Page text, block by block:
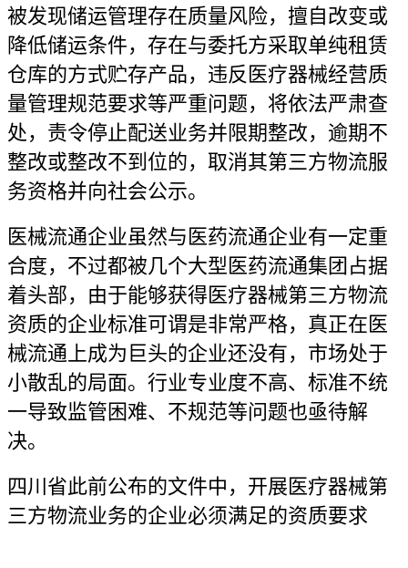
被发现储运管理存在质量风险，擅自改变或
降低储运条件，存在与委托方采取单纯租赁
仓库的方式贮存产品，违反医疗器械经营质
量管理规范要求等严重问题，将依法严肃查
处，责令停止配送业务并限期整改，逾期不
整改或整改不到位的，取消其第三方物流服
务资格并向社会公示。
医械流通企业虽然与医药流通企业有一定重
合度，不过都被几个大型医药流通集团占据
着头部，由于能够获得医疗器械第三方物流
资质的企业标准可谓是非常严格，真正在医
械流通上成为巨头的企业还没有，市场处于
小散乱的局面。行业专业度不高、标准不统
一导致监管困难、不规范等问题也亟待解
决。
四川省此前公布的文件中，开展医疗器械第
三方物流业务的企业必须满足的资质要求